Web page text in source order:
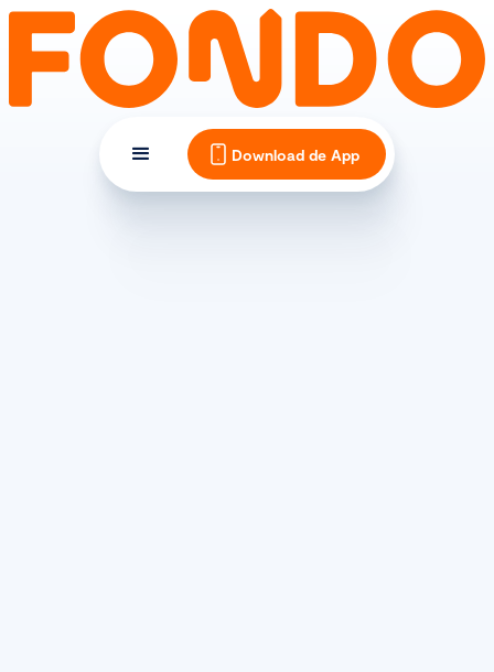
Download de App